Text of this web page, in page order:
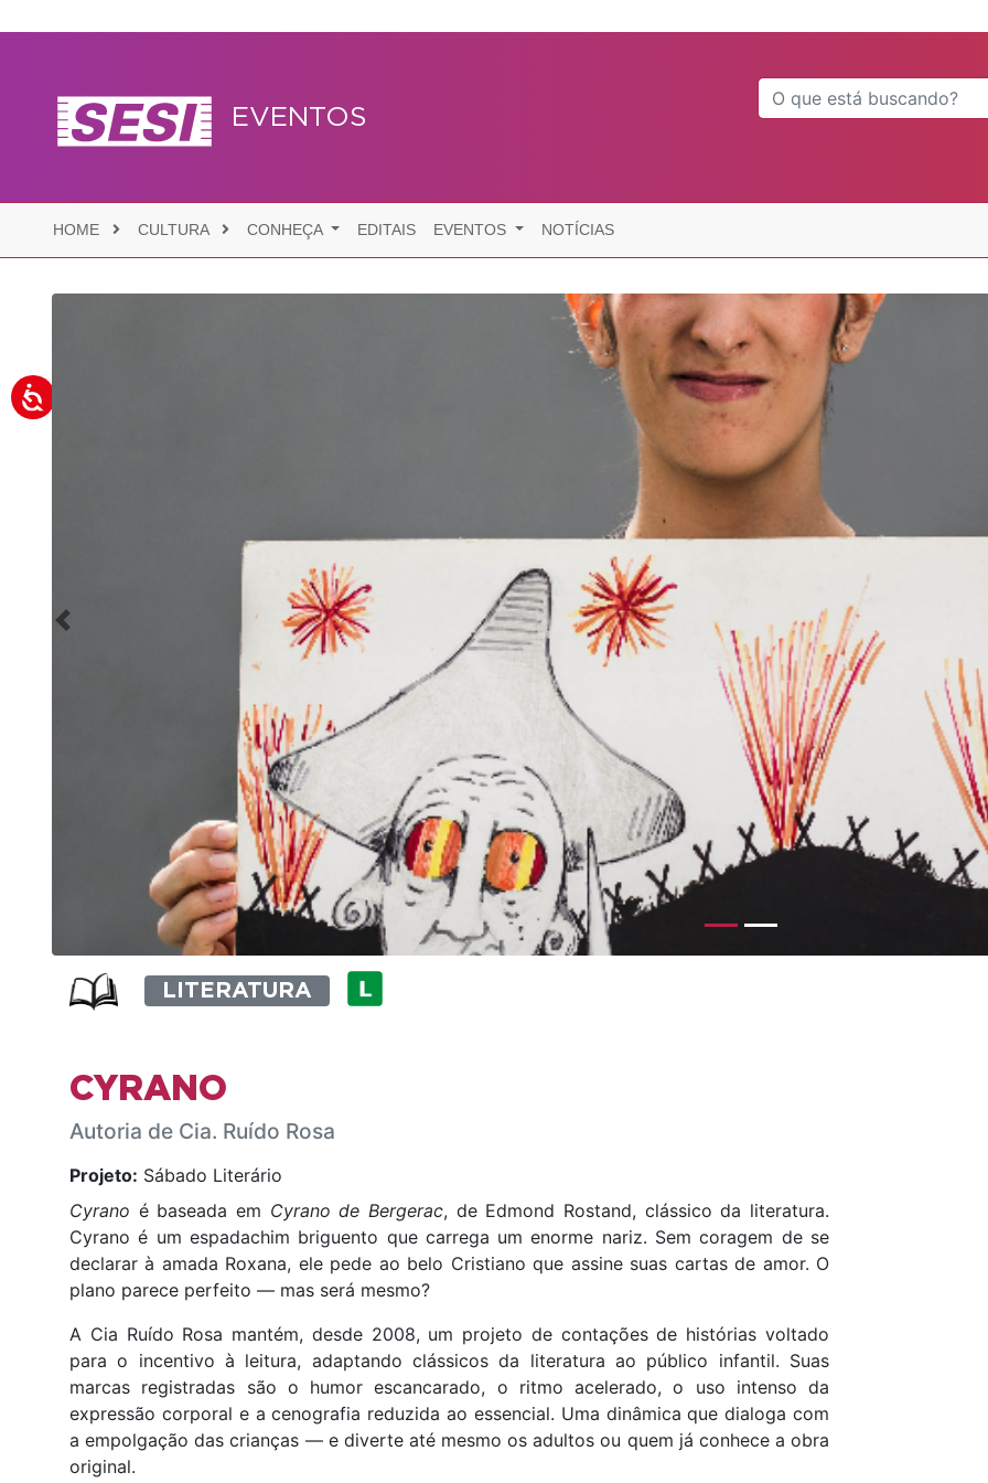
EVENTOS
HOME CULTURA CONHEÇA EDITAIS EVENTOS NOTÍCIAS
Previous
LITERATURA
CYRANO
Autoria de Cia. Ruído Rosa
Projeto: Sábado Literário
Cyrano é baseada em Cyrano de Bergerac, de Edmond Rostand, clássico da literatura.
Cyrano é um espadachim briguento que carrega um enorme nariz. Sem coragem de se
declarar à amada Roxana, ele pede ao belo Cristiano que assine suas cartas de amor. O
plano parece perfeito — mas será mesmo?
A Cia Ruído Rosa mantém, desde 2008, um projeto de contações de histórias voltado
para o incentivo à leitura, adaptando clássicos da literatura ao público infantil. Suas
marcas registradas são o humor escancarado, o ritmo acelerado, o uso intenso da
expressão corporal e a cenografia reduzida ao essencial. Uma dinâmica que dialoga com
a empolgação das crianças — e diverte até mesmo os adultos ou quem já conhece a obra
original.